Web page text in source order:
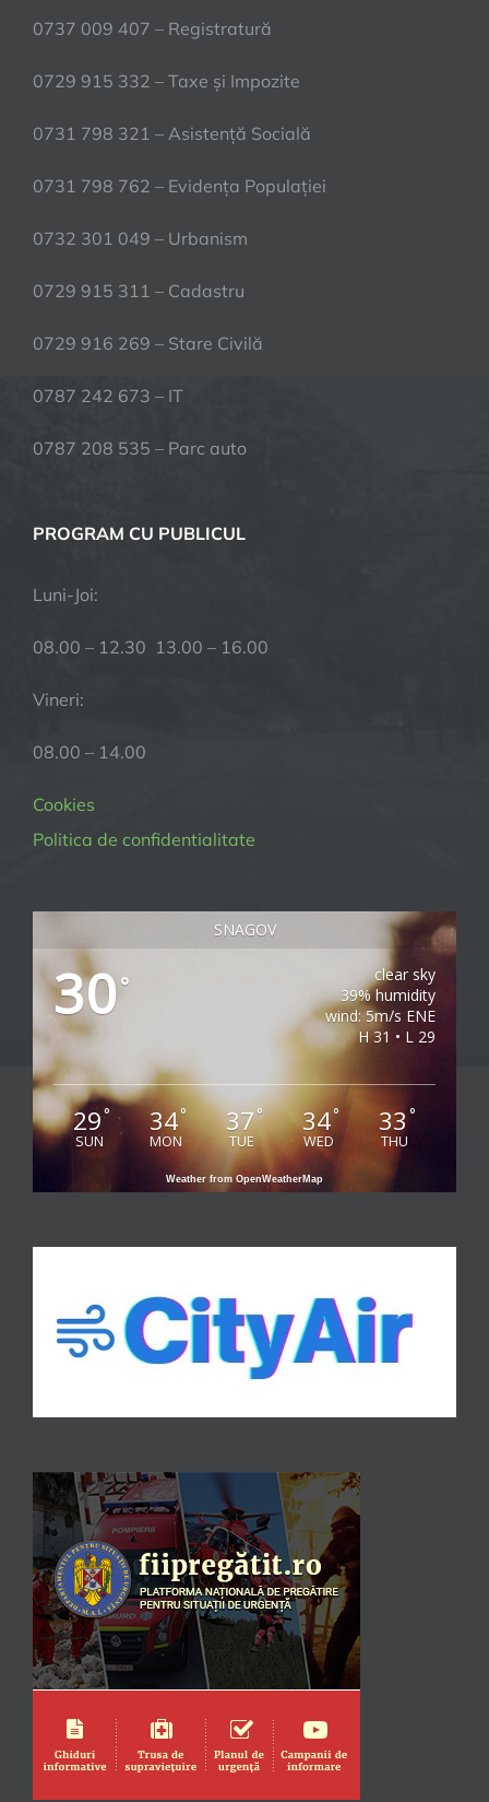
0737 009 407 – Registratură
0729 915 332 – Taxe și Impozite
0731 798 321 – Asistență Socială
0731 798 762 – Evidența Populației
0732 301 049 – Urbanism
0729 915 311 – Cadastru
0729 916 269 – Stare Civilă
0787 242 673 – IT
0787 208 535 – Parc auto
PROGRAM CU PUBLICUL
Luni-Joi:
08.00 – 12.30 13.00 – 16.00
Vineri:
08.00 – 14.00
Cookies
Politica de confidentialitate
SNAGOV
30°
clear sky
39% humidity
wind: 5m/s ENE
H 31 • L 29
29°
SUN
34°
MON
37°
TUE
34°
WED
33 °
THU
Weather from OpenWeatherMap